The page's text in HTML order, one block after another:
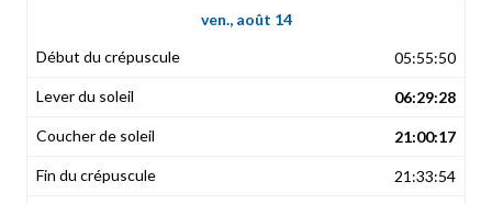
ven., août 14
05:55:50
06:29:28
21:00:17
21:33:54